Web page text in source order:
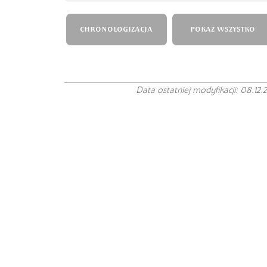
CHRONOLOGIZACJA POKAŻ WSZYSTKO
Data ostatniej modyfikacji: